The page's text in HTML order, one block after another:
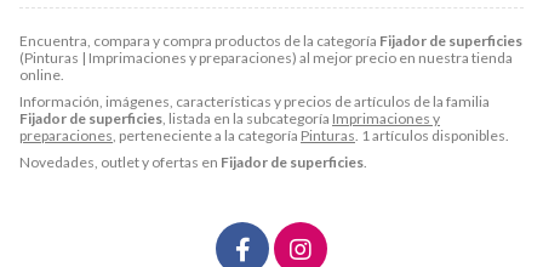
Encuentra, compara y compra productos de la categoría Fijador de superficies
(Pinturas | Imprimaciones y preparaciones) al mejor precio en nuestra tienda
online.
Información, imágenes, características y precios de artículos de la familia
Fijador de superficies, listada en la subcategoría Imprimaciones y
preparaciones, perteneciente a la categoría Pinturas. 1 artículos disponibles.
Novedades, outlet y ofertas en Fijador de superficies.